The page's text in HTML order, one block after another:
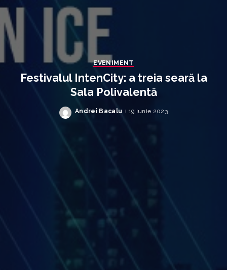
EVENIMENT
Festivalul IntenCity: a treia seară la
Sala Polivalentă
Posted
Andrei Bacalu 19 iunie 2023